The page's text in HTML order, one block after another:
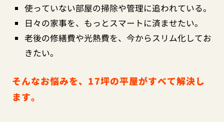
使っていない部屋の掃除や管理に追われている。
日々の家事を、もっとスマートに済ませたい。
老後の修繕費や光熱費を、今からスリム化してお
きたい。
そんなお悩みを、17坪の平屋がすべて解決し
ます。